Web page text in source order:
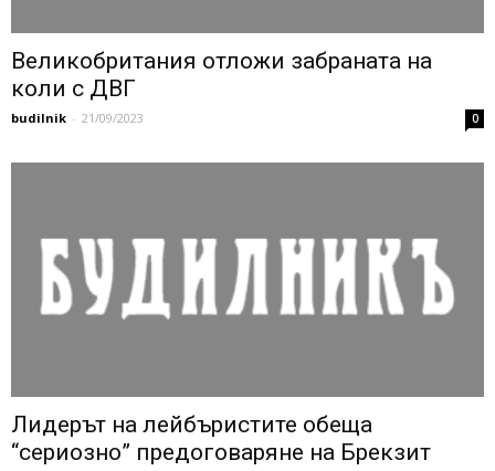
Великобритания отложи забраната на
коли с ДВГ
budilnik - 21/09/2023 0
Лидерът на лейбъристите обеща
“сериозно” предоговаряне на Брекзит